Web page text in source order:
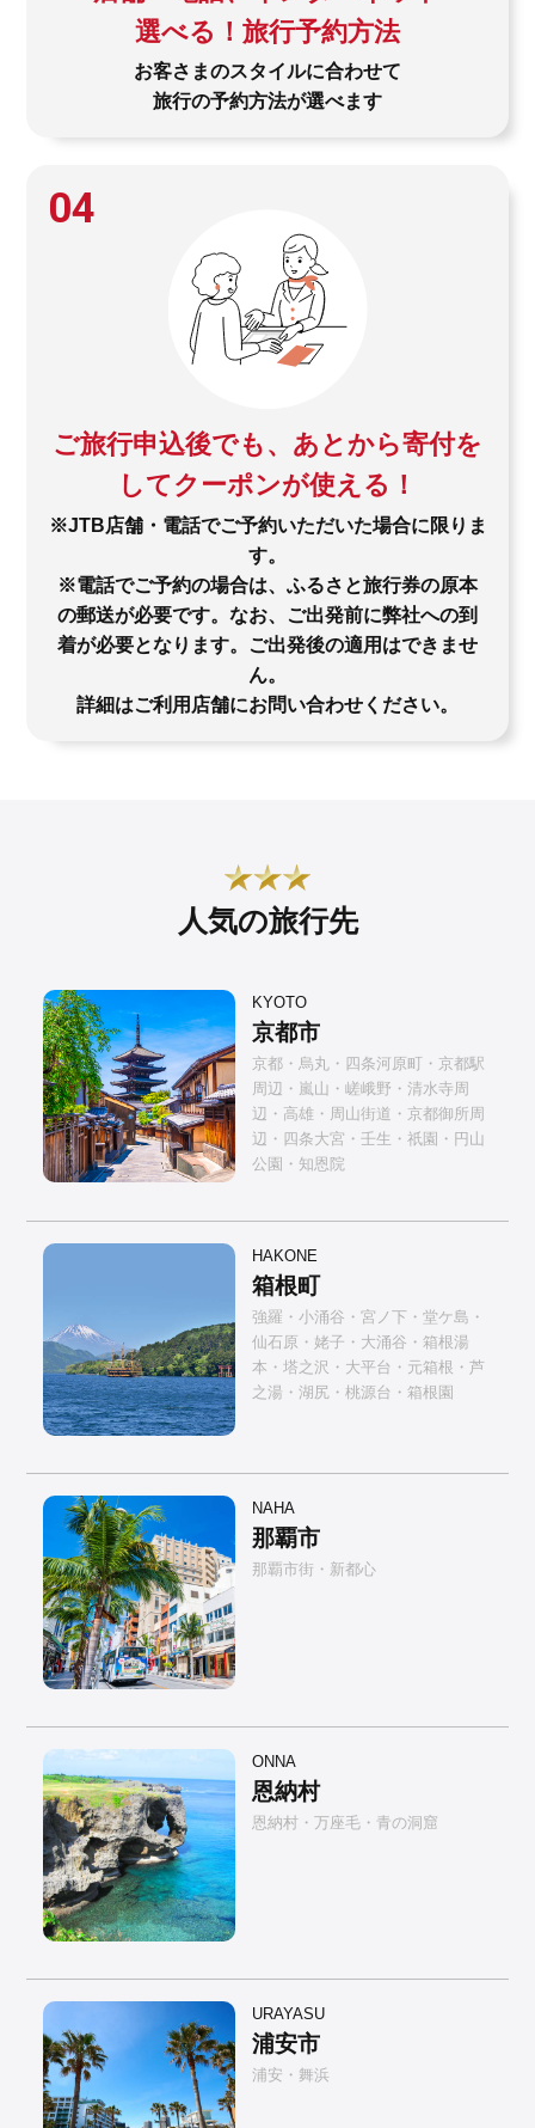
選べる！旅行予約方法
お客さまのスタイルに合わせて
旅行の予約方法が選べます
04
ご旅行申込後でも、あとから寄付を
してクーポンが使える！
※JTB店舗・電話でご予約いただいた場合に限りま
す。
※電話でご予約の場合は、ふるさと旅行券の原本
の郵送が必要です。なお、ご出発前に弊社への到
着が必要となります。ご出発後の適用はできませ
ん。
詳細はご利用店舗にお問い合わせください。
人気の旅行先
KYOTO
京都市
京都・烏丸・四条河原町・京都駅
周辺・嵐山・嵯峨野・清水寺周
辺・高雄・周山街道・京都御所周
辺・四条大宮・壬生・祇園・円山
公園・知恩院
HAKONE
箱根町
強羅・小涌谷・宮ノ下・堂ケ島・
仙石原・姥子・大涌谷・箱根湯
本・塔之沢・大平台・元箱根・芦
之湯・湖尻・桃源台・箱根園
NAHA
那覇市
那覇市街・新都心
ONNA
恩納村
恩納村・万座毛・青の洞窟
URAYASU
浦安市
浦安・舞浜